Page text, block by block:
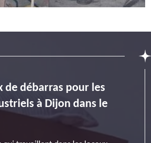
de débarras pour les
à Dijon dans le